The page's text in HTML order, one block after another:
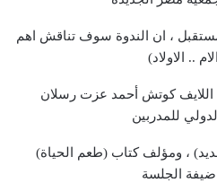
، ان الندوة سوف تناقش اهم
.. الاولاد)
اللايف كوتش أحمد عزت رسلان
للمدربين
، ومؤلف كتاب (طعم الحياة)
الجلسة